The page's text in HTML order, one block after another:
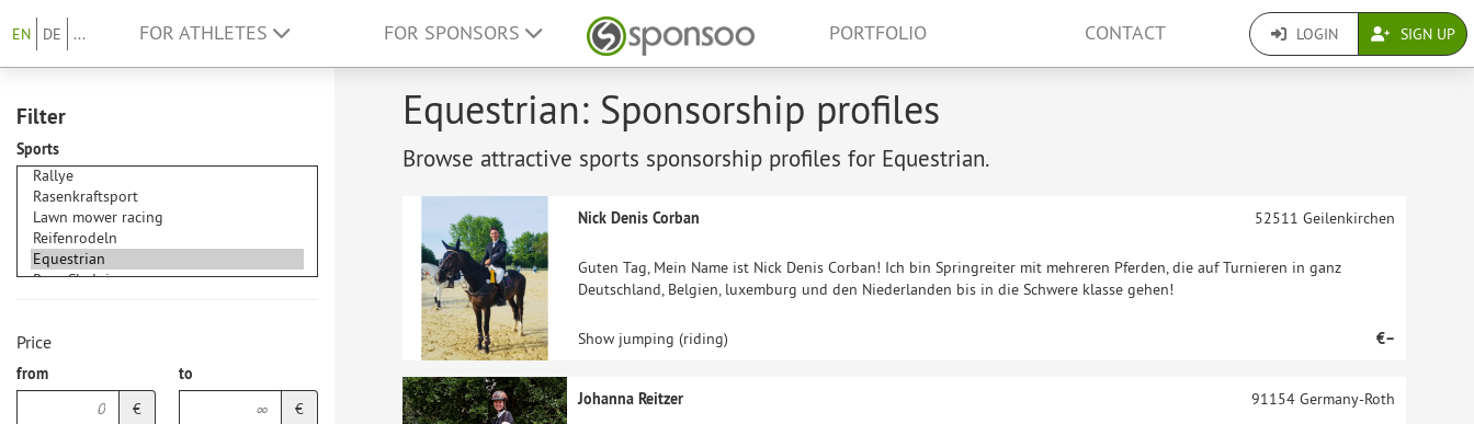
EN DE ... FOR ATHLETES FOR SPONSORS PORTFOLIO CONTACT LOGIN SIGN UP
Filter
Sports
Price
from
€
to
€
Equestrian: Sponsorship profiles
Browse attractive sports sponsorship profiles for Equestrian.
Nick Denis Corban
Guten Tag, Mein Name ist Nick Denis Corban! Ich bin Springreiter mit mehreren Pferden, die auf Turnieren in ganz
Deutschland, Belgien, luxemburg und den Niederlanden bis in die Schwere klasse gehen!
52511 Geilenkirchen
Show jumping (riding) €–
Johanna Reitzer 91154Germany-Roth